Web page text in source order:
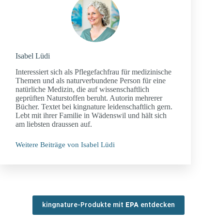
Isabel Lüdi
Interessiert sich als Pflegefachfrau für medizinische
Themen und als naturverbundene Person für eine
natürliche Medizin, die auf wissenschaftlich
geprüften Naturstoffen beruht. Autorin mehrerer
Bücher. Textet bei kingnature leidenschaftlich gern.
Lebt mit ihrer Familie in Wädenswil und hält sich
am liebsten draussen auf.
Weitere Beiträge von Isabel Lüdi
kingnature-Produkte mit EPA entdecken